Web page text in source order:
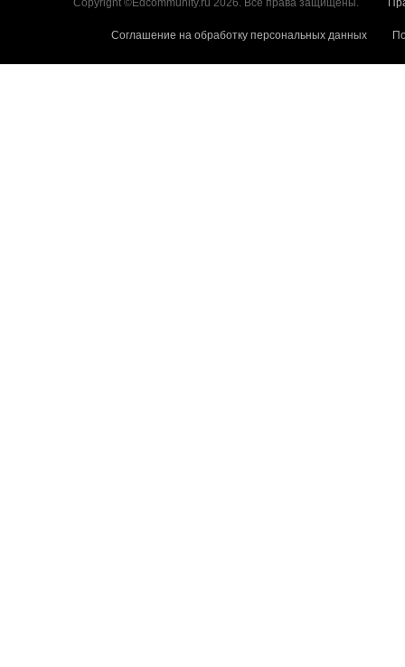
Соглашение на обработку персональных данных